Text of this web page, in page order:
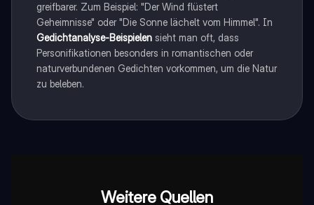
greifbarer. Zum Beispiel: "Der Wind flüstert
Geheimnisse" oder "Die Sonne lächelt vom Himmel". In
Gedichtanalyse-Beispielensieht man oft, dass
Personifikationen besonders in romantischen oder
naturverbundenen Gedichten vorkommen, um die Natur
zu beleben.
Weitere Quellen